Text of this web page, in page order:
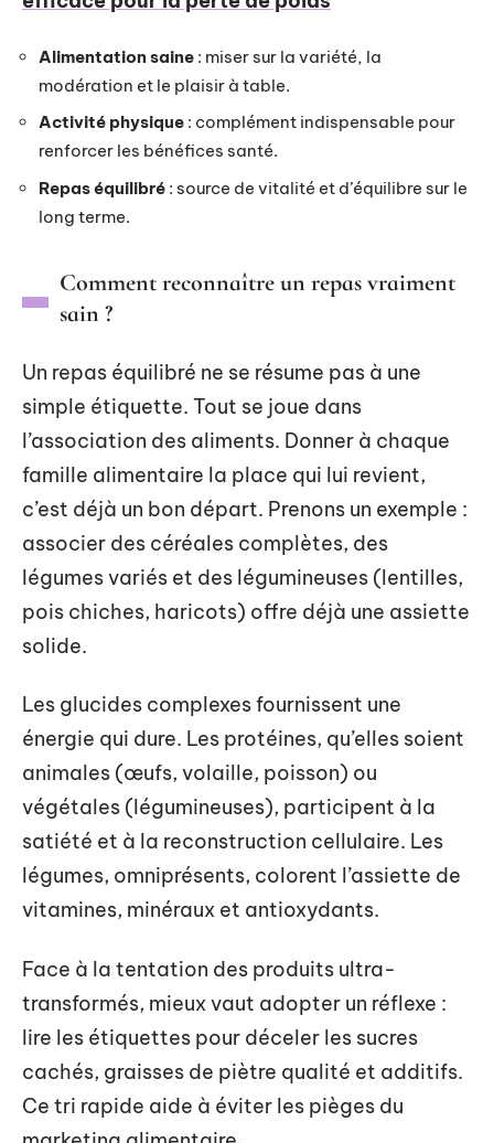
Alimentation saine : miser sur la variété, la
modération et le plaisir à table.
Activité physique : complément indispensable pour
renforcer les bénéfices santé.
Repas équilibré : source de vitalité et d’équilibre sur le
long terme.
Comment reconnaître un repas vraiment
sain ?
Un repas équilibré ne se résume pas à une
simple étiquette. Tout se joue dans
l’association des aliments. Donner à chaque
famille alimentaire la place qui lui revient,
c’est déjà un bon départ. Prenons un exemple :
associer des céréales complètes, des
légumes variés et des légumineuses (lentilles,
pois chiches, haricots) offre déjà une assiette
solide.
Les glucides complexes fournissent une
énergie qui dure. Les protéines, qu’elles soient
animales (œufs, volaille, poisson) ou
végétales (légumineuses), participent à la
satiété et à la reconstruction cellulaire. Les
légumes, omniprésents, colorent l’assiette de
vitamines, minéraux et antioxydants.
Face à la tentation des produits ultra-
transformés, mieux vaut adopter un réflexe :
lire les étiquettes pour déceler les sucres
cachés, graisses de piètre qualité et additifs.
Ce tri rapide aide à éviter les pièges du